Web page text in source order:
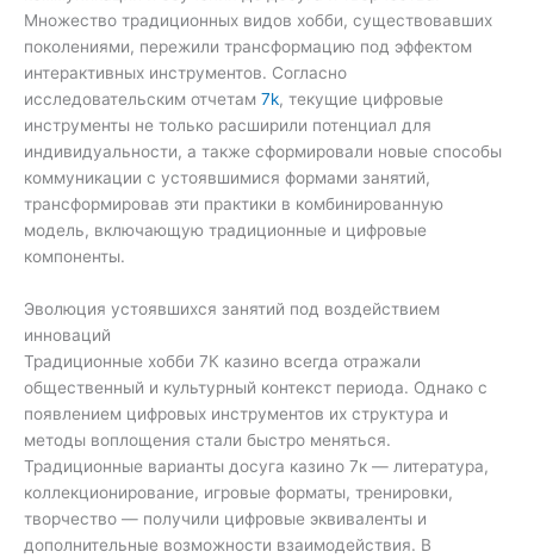
Множество традиционных видов хобби, существовавших
поколениями, пережили трансформацию под эффектом
интерактивных инструментов. Согласно
исследовательским отчетам 7k, текущие цифровые
инструменты не только расширили потенциал для
индивидуальности, а также сформировали новые способы
коммуникации с устоявшимися формами занятий,
трансформировав эти практики в комбинированную
модель, включающую традиционные и цифровые
компоненты.
Эволюция устоявшихся занятий под воздействием
инноваций
Традиционные хобби 7К казино всегда отражали
общественный и культурный контекст периода. Однако с
появлением цифровых инструментов их структура и
методы воплощения стали быстро меняться.
Традиционные варианты досуга казино 7к — литература,
коллекционирование, игровые форматы, тренировки,
творчество — получили цифровые эквиваленты и
дополнительные возможности взаимодействия. В